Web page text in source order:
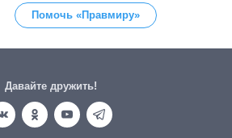
Помочь «Правмиру»
Давайте дружить!